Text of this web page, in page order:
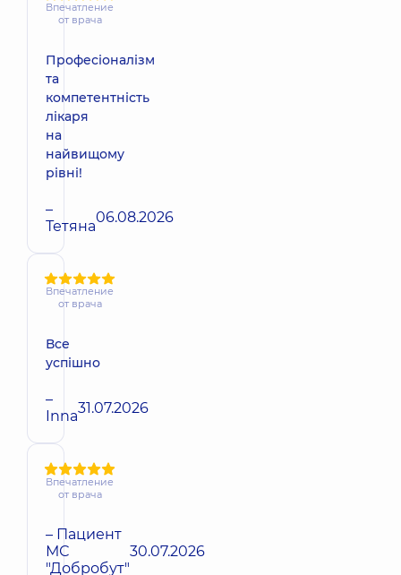
Впечатление
от врача
Професіоналізм
та
компетентність
лікаря
на
найвищому
рівні!
–
Тетяна06.08.2026
Впечатление
от врача
Все
успішно
–
Inna31.07.2026
Впечатление
от врача
– Пациент
МС
"Добробут"
30.07.2026